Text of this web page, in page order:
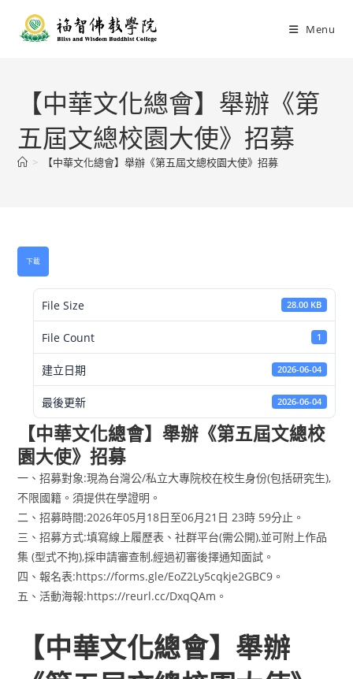
Menu
【中華文化總會】舉辦《第
五屆文總校園大使》招募
> 【中華文化總會】舉辦《第五屆文總校園大使》招募
下載
File Size 28.00 KB
File Count 1
建立日期 2026-06-04
最後更新 2026-06-04
【中華文化總會】舉辦《第五屆文總校
園大使》招募
一、招募對象:現為台灣公/私立大專院校在校生身份(包括研究生),
不限國籍。須提供在學證明。
二、招募時間:2026年05月18日至06月21日 23時 59分止。
三、招募方式:填寫線上履歷表、社群平台(需公開),並可附上作品
集 (型式不拘),採申請審查制,經過初審後擇通知面試。
四、報名表:https://forms.gle/EoZ2Ly5cqkje2GBC9。
五、活動海報:https://reurl.cc/DxqQAm。
【中華文化總會】舉辦